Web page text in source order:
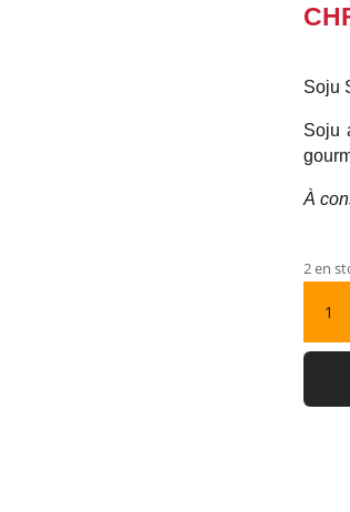
Soju
Soju
À
2 en
Soju